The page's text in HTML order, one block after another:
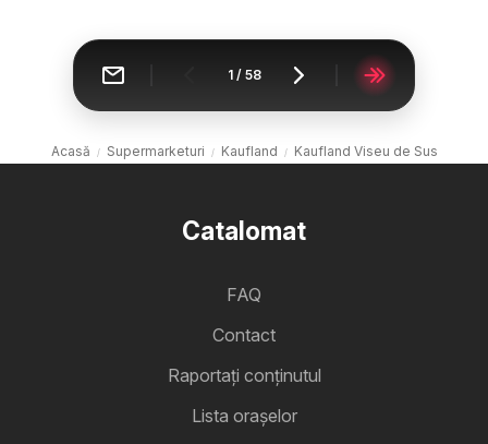
1/ 58
Acasă Supermarketuri Kaufland Kaufland Viseu de Sus
Catalomat
FAQ
Contact
Raportați conținutul
Lista oraşelor